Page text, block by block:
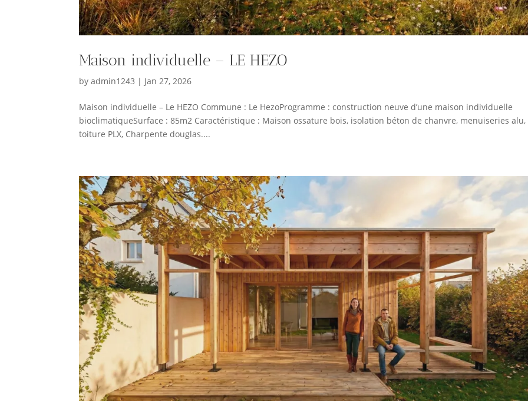
Maison individuelle – LE HEZO
byadmin1243 | Jan 27, 2026
Maison individuelle – Le HEZO Commune : Le HezoProgramme : construction neuve d’une maison individuelle
bioclimatiqueSurface : 85m2 Caractéristique : Maison ossature bois, isolation béton de chanvre, menuiseries alu,
toiture PLX, Charpente douglas....